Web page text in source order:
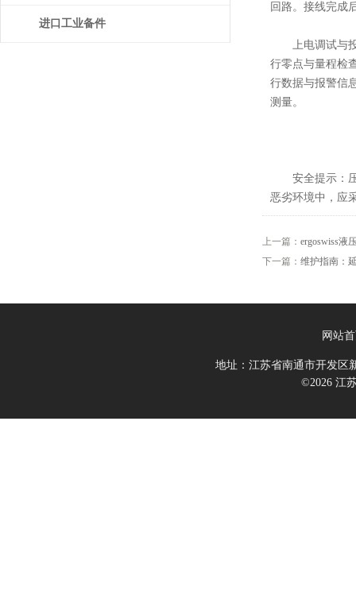
进口工业备件
回路。接线完成
上电调试与投
行零点与量程检
行数据与报警信
测量。
安全提示：压
恶劣环境中，应
上一篇： ergoswiss液
下一篇： 维护指南：
网站
地址：江苏省南通市开发区
©2026 江